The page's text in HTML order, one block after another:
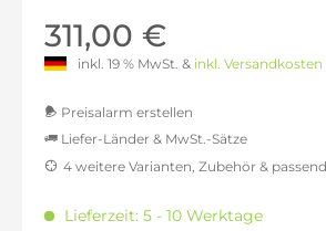
311,00 €
inkl. 19 % MwSt. & inkl. Versandkosten
Preisalarm erstellen
Liefer-Länder & MwSt.-Sätze
inkl. 16% MwSt.: 303,16 €
4 weitere Varianten, Zubehör &
Lieferzeit: 5 - 10 Werktage